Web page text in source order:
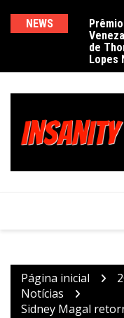
NEWS
de
Lopes
Página inicial
Notícias
Sidney Magal